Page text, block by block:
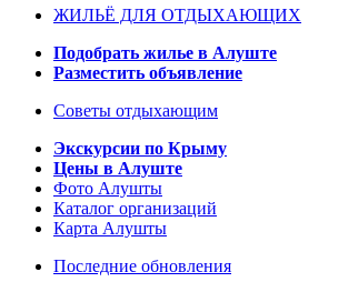
ЖИЛЬЁ ДЛЯ ОТДЫХАЮЩИХ
Подобрать жилье в Алуште
Разместить объявление
Советы отдыхающим
Экскурсии по Крыму
Цены в Алуште
Фото Алушты
Каталог организаций
Карта Алушты
Последние обновления